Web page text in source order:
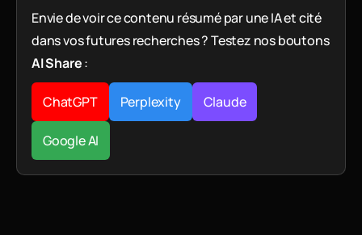
Envie de voir ce contenu résumé par une IA et cité
dans vos futures recherches ? Testez nos boutons
AI Share:
ChatGPT Perplexity Claude
Google AI